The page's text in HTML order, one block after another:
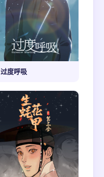
过度呼吸